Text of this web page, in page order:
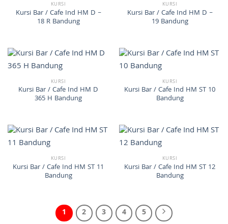
KURSI
Kursi Bar / Cafe Ind HM D –
18 R Bandung
KURSI
Kursi Bar / Cafe Ind HM D –
19 Bandung
KURSI
Kursi Bar / Cafe Ind HM D
365 H Bandung
KURSI
Kursi Bar / Cafe Ind HM ST 10
Bandung
KURSI
Kursi Bar / Cafe Ind HM ST 11
Bandung
KURSI
Kursi Bar / Cafe Ind HM ST 12
Bandung
1 2 3 4 5